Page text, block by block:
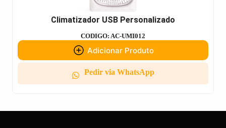
Climatizador USB Personalizado
CODIGO: AC-UMI012
Adicionar Produto
Pedir via WhatsApp